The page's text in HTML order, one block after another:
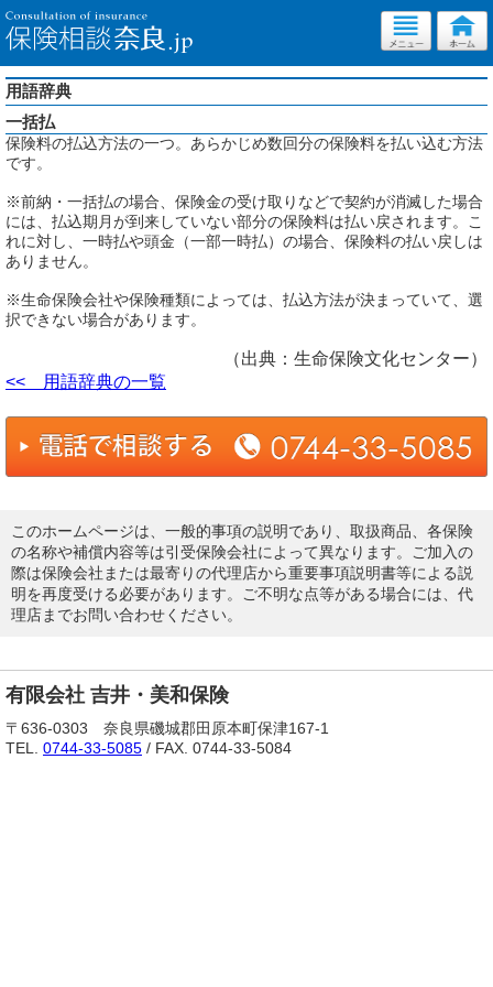
用語辞典
一括払
保険料の払込方法の一つ。あらかじめ数回分の保険料を払い込む方法
です。
※前納・一括払の場合、保険金の受け取りなどで契約が消滅した場合
には、払込期月が到来していない部分の保険料は払い戻されます。こ
れに対し、一時払や頭金（一部一時払）の場合、保険料の払い戻しは
ありません。
※生命保険会社や保険種類によっては、払込方法が決まっていて、選
択できない場合があります。
（出典：生命保険文化センター）
<< 用語辞典の一覧
このホームページは、一般的事項の説明であり、取扱商品、各保険
の名称や補償内容等は引受保険会社によって異なります。ご加入の
際は保険会社または最寄りの代理店から重要事項説明書等による説
明を再度受ける必要があります。ご不明な点等がある場合には、代
理店までお問い合わせください。
有限会社 吉井・美和保険
〒636-0303 奈良県磯城郡田原本町保津167-1
TEL. 0744-33-5085 / FAX. 0744-33-5084